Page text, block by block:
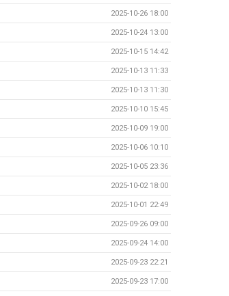
2025-10-26 18:00
2025-10-24 13:00
2025-10-15 14:42
2025-10-13 11:33
2025-10-13 11:30
2025-10-10 15:45
2025-10-09 19:00
2025-10-06 10:10
2025-10-05 23:36
2025-10-02 18:00
2025-10-01 22:49
2025-09-26 09:00
2025-09-24 14:00
2025-09-23 22:21
2025-09-23 17:00